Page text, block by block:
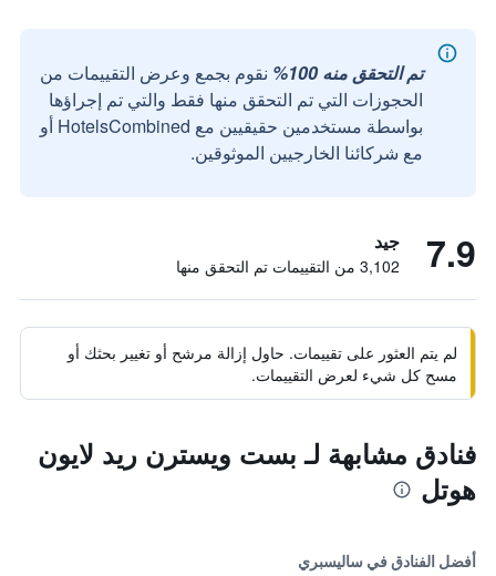
تم التحقق منه 100%
نقوم بجمع وعرض التقييمات من
الحجوزات التي تم التحقق منها فقط والتي تم إجراؤها
بواسطة مستخدمين حقيقيين مع HotelsCombined أو
مع شركائنا الخارجيين الموثوقين.
7.9 جيد
3,102 من التقييمات تم التحقق منها
لم يتم العثور على تقييمات. حاول إزالة مرشح أو تغيير بحثك أو
مسح كل شيء لعرض التقييمات.
فنادق مشابهة لـ بست ويسترن ريد لايون
هوتل
أفضل الفنادق في ساليسبري